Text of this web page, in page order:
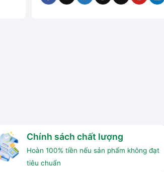
Chính sách chất lượng
Hoàn 100% tiền nếu sản phẩm không đạt
tiêu chuẩn